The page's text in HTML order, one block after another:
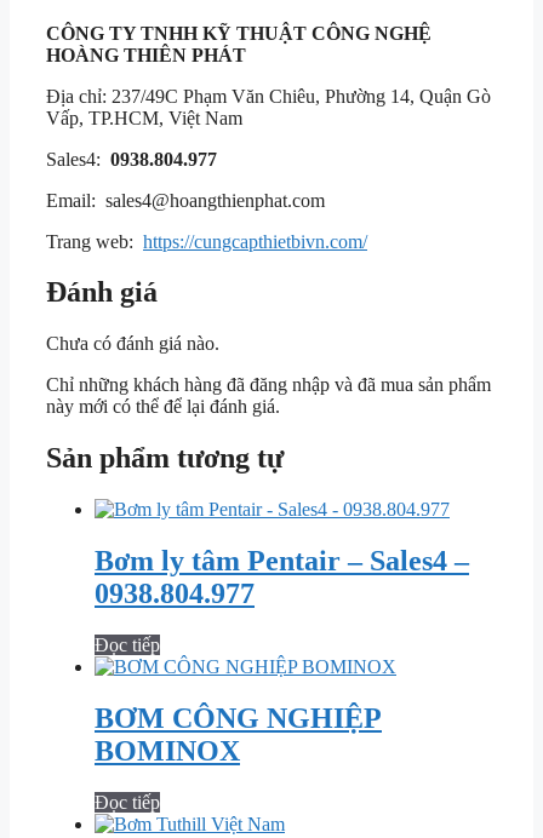
CÔNG TY TNHH KỸ THUẬT CÔNG NGHỆ
HOÀNG THIÊN PHÁT
Địa chỉ: 237/49C Phạm Văn Chiêu, Phường 14, Quận Gò
Vấp, TP.HCM, Việt Nam
Sales4: 0938.804.977
Email: sales4@hoangthienphat.com
Trang web: https://cungcapthietbivn.com/
Đánh giá
Chưa có đánh giá nào.
Chỉ những khách hàng đã đăng nhập và đã mua sản phẩm
này mới có thể để lại đánh giá.
Sản phẩm tương tự
Bơm ly tâm Pentair – Sales4 –
0938.804.977
Đọc tiếp
BƠM CÔNG NGHIỆP
BOMINOX
Đọc tiếp